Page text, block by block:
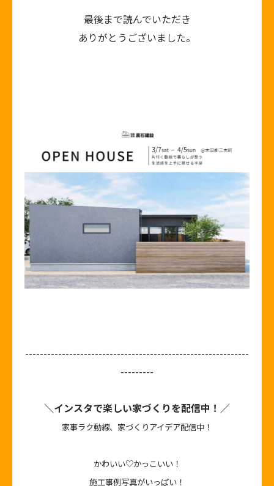
最後まで読んでいただき
ありがとうございました。
-------------------------------------------------------------
---------
＼インスタで楽しい家づくりを配信中！／
家事ラク動線、家づくりアイデア配信中！
かわいい♡かっこいい！
施工事例写真がいっぱい！